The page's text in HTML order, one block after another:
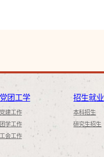
党团工学
党建工作
团学工作
工会工作
招生就业
本科招生
研究生招生